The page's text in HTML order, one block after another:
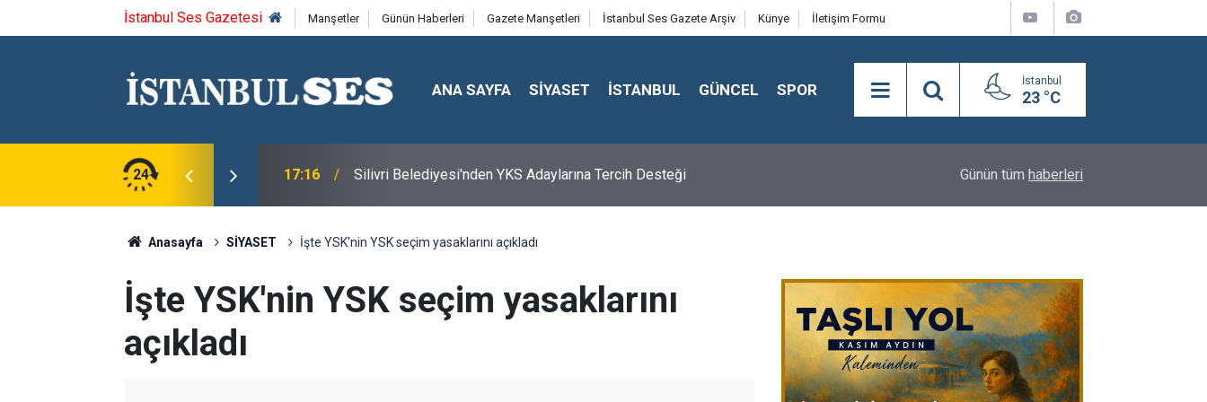
İstanbul Ses Gazetesi Manşetler Günün Haberleri Gazete Manşetleri İstanbul Ses Gazete Arşiv Künye İletişim Formu
ANA SAYFA SİYASET İSTANBUL GÜNCEL SPOR İstanbul
23 °C
24 17:16 Silivri Belediyesi'nden YKS Adaylarına Tercih Desteği BEYLİKDÜZÜ’NDE YAZ SPOR KURSLARI TÜM
Günün tüm haberleri
Anasayfa SİYASET İşte YSK'nin YSK seçim yasaklarını açıkladı
İşte YSK'nin YSK seçim yasaklarını
açıkladı